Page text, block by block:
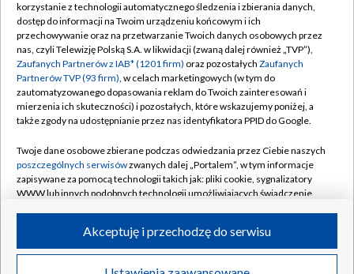
TVP
Abonament TVP
Emisja w TVP
Centrum informacji TVP
Naziemna Telewizja Cyfrowa
Rada Programowa
System NOS
Informacje o nadawcy
Program dla prasy
Regulamin TVP
Polityka prywatności
Moje zgody
Pomoc
Kontakt
Kanały
©2026 Telewizja Polska S.A. w likwidacji
korzystanie z technologii automatycznego śledzenia i zbierania danych,
dostęp do informacji na Twoim urządzeniu końcowym i ich
przechowywanie oraz na przetwarzanie Twoich danych osobowych przez
nas, czyli Telewizję Polską S.A. w likwidacji (zwaną dalej również „TVP”),
Zaufanych Partnerów z IAB* (1201 firm) oraz pozostałych Zaufanych
Partnerów TVP (93 firm), w celach marketingowych (w tym do
zautomatyzowanego dopasowania reklam do Twoich zainteresowań i
mierzenia ich skuteczności) i pozostałych, które wskazujemy poniżej, a
także zgody na udostępnianie przez nas identyfikatora PPID do Google.
Twoje dane osobowe zbierane podczas odwiedzania przez Ciebie naszych
poszczególnych serwisówzwanych dalej „Portalem”, w tym informacje
zapisywane za pomocą technologii takich jak: pliki cookie, sygnalizatory
WWW lub innych podobnych technologii umożliwiających świadczenie
ruchu w Internecie.
Twoje dane osobowe zbierane podczas odwiedzania przez Ciebie
Akceptuję i przechodzę do serwisu